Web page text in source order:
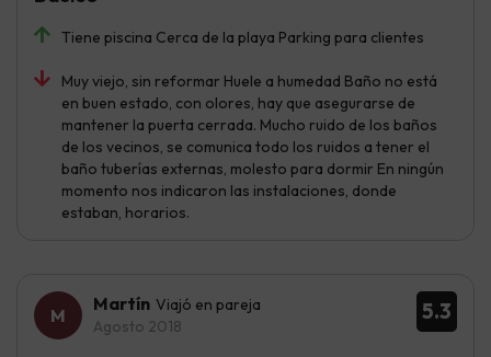
Tiene piscina Cerca de la playa Parking para clientes
Muy viejo, sin reformar Huele a humedad Baño no está
en buen estado, con olores, hay que asegurarse de
mantener la puerta cerrada. Mucho ruido de los baños
de los vecinos, se comunica todo los ruidos a tener el
baño tuberías externas, molesto para dormir En ningún
momento nos indicaron las instalaciones, donde
estaban, horarios.
5.3
Martín Viajó en pareja
Agosto 2018